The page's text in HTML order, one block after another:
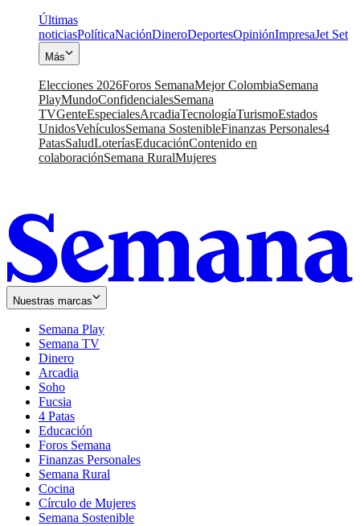
Últimas
noticiasPolíticaNaciónDineroDeportesOpiniónImpresaJet Set
Más
Elecciones 2026Foros SemanaMejor ColombiaSemana
PlayMundoConfidencialesSemana
TVGenteEspecialesArcadiaTecnologíaTurismoEstados
UnidosVehículosSemana SostenibleFinanzas Personales4
PatasSaludLoteríasEducaciónContenido en
colaboraciónSemana RuralMujeres
Nuestras marcas
Semana Play
Semana TV
Dinero
Arcadia
Soho
in
new
window
Fucsia
in
new
window
4 Patas
Educación
Foros Semana
Finanzas Personales
Semana Rural
Cocina
Círculo de Mujeres
Semana Sostenible